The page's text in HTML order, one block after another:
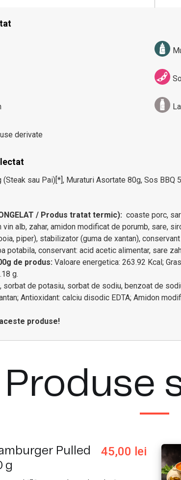
derivate
sau Pai)[*], Muraturi Asortate 80g, Sos BBQ
/ Produs tratat termic): coaste porc,
alb, zahar, amidon modificat de porumb, sare,
piper), stabilizator (guma de xantan),
potabila, conservant: acid acetic alimentar, sare
de produs: Valoare energetica: 263.92 Kcal;
g.
sorbat de potasiu, sorbat de sodiu, benzoat de
Antioxidant: calciu disodic EDTA; Amidon
produse!
Produse
Pulled
g
45,00 lei